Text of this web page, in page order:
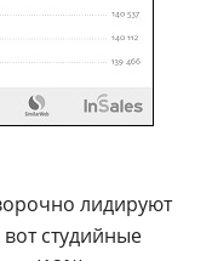
лидируют
студийные